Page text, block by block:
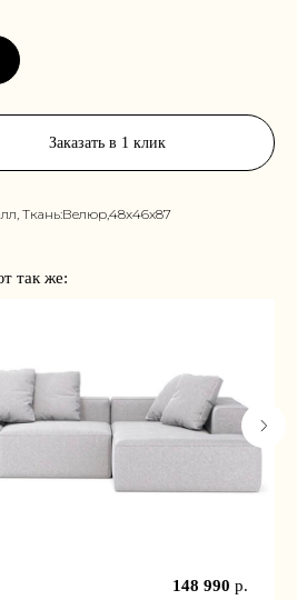
Заказать в 1 клик
Ткань:Велюр,48x46x87
так же:
148 990 р.